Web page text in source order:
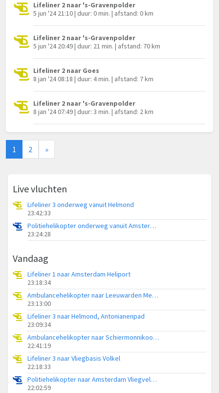
Lifeliner 2 naar 's-Gravenpolder
5 jun '24 21:10 | duur: 0 min. | afstand: 0 km
Lifeliner 2 naar 's-Gravenpolder
5 jun '24 20:49 | duur: 21 min. | afstand: 70 km
Lifeliner 2 naar Goes
8 jan '24 08:18 | duur: 4 min. | afstand: 7 km
Lifeliner 2 naar 's-Gravenpolder
8 jan '24 07:49 | duur: 3 min. | afstand: 2 km
1 2 »
Live vluchten
Lifeliner 3 onderweg vanuit Helmond
23:42:33
Politiehelikopter onderweg vanuit Amsterdam Vliegveld Schiphol
23:24:28
Vandaag
Lifeliner 1 naar Amsterdam Heliport
23:18:34
Ambulancehelikopter naar Leeuwarden Medical Center Heliport
23:13:00
Lifeliner 3 naar Helmond, Antonianenpad
23:09:34
Ambulancehelikopter naar Schiermonnikoog Heliport
22:41:19
Lifeliner 3 naar Vliegbasis Volkel
22:18:33
Politiehelikopter naar Amsterdam Vliegveld Schiphol
22:02:59